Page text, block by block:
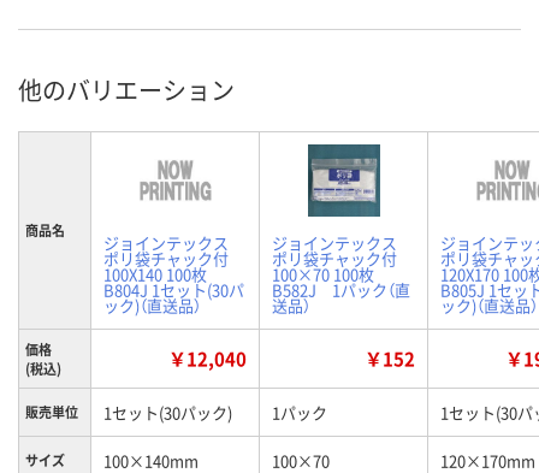
他のバリエーション
商品名
ジョインテックス
ポリ袋チャック付
100X140 100枚
B804J 1セット(30パ
ック)（直送品）
ジョインテックス
ポリ袋チャック付
100×70 100枚
B582J 1パック（直
送品）
ジョインテッ
ポリ袋チャッ
120X170 100
B805J 1セッ
ック)（直送品）
価格
(税込)
￥12,040 ￥152 ￥
販売単位 1セット(30パック) 1パック 1セット(30パ
サイズ 100×140mm 100×70 120×170mm